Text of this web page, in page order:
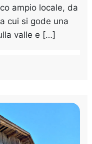
ampio locale, da
cui si gode una
valle e […]